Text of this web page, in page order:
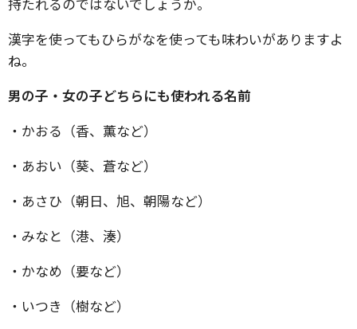
漢字を使ってもひらがなを使っても味わいがありますよ
ね。
男の子・女の子どちらにも使われる名前
・かおる（香、薫など）
・あおい（葵、蒼など）
・あさひ（朝日、旭、朝陽など）
・みなと（港、湊）
・かなめ（要など）
・いつき（樹など）